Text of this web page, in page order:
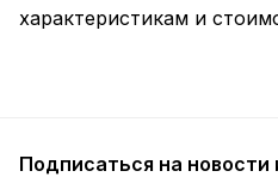
характеристикам и
Подписаться на новости